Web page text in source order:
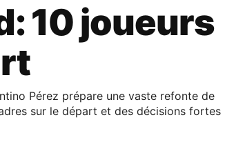
10 joueurs
Pérez prépare une vaste refonte de
sur le départ et des décisions fortes